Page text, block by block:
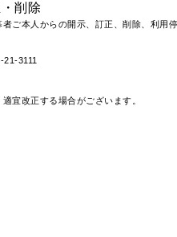
削除
ご本人からの開示、訂正、削除、利
3111
宜改正する場合がございます。